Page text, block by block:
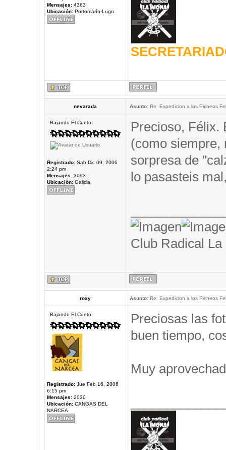
Mensajes:4363
Ubicación:Portomarín-Lugo
nevarada Asunto:Re: Expedicion a los Pirineos
Bajando El Cueto
Registrado:Sab Dic 09, 2006
2:24 pm
Mensajes:3093
Ubicación:Galicia
Precioso, Félix.
(como
sorpresa de
lo pasasteis
Club Radical La
roxy Asunto:Re: Expedicion a los Pirineos
Bajando El Cueto
Registrado:Jue Feb 16, 2006
6:15 pm
Mensajes:2030
Ubicación:CANGAS DEL
NARCEA
Preciosas las
buen tiempo,
Muy